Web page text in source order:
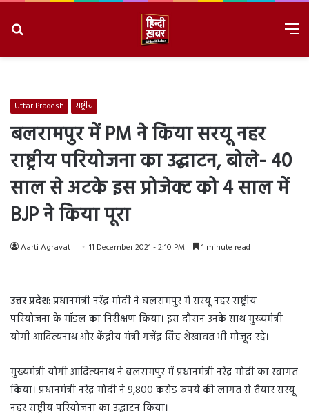
Uttar Pradesh राष्ट्रीय
बलरामपुर में PM ने किया सरयू नहर
राष्ट्रीय परियोजना का उद्घाटन, बोले- 40
साल से अटके इस प्रोजेक्ट को 4 साल में
BJP ने किया पूरा
Aarti Agravat 11 December 2021 - 2:10 PM 1 minute read
उत्तर प्रदेश:प्रधानमंत्री नरेंद्र मोदी ने बलरामपुर में सरयू नहर राष्ट्रीय
परियोजना के मॉडल का निरीक्षण किया। इस दौरान उनके साथ मुख्यमंत्री
योगी आदित्यनाथ और केंद्रीय मंत्री गजेंद्र सिंह शेखावत भी मौजूद रहे।
मुख्यमंत्री योगी आदित्यनाथ ने बलरामपुर में प्रधानमंत्री नरेंद्र मोदी का स्वागत
किया। प्रधानमंत्री नरेंद्र मोदी ने 9,800 करोड़ रुपये की लागत से तैयार सरयू
नहर राष्ट्रीय परियोजना का उद्घाटन किया।